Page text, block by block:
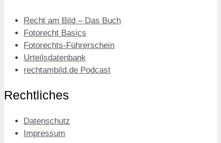
Recht am Bild – Das Buch
Fotorecht Basics
Fotorechts-Führerschein
Urteilsdatenbank
rechtambild.de Podcast
Rechtliches
Datenschutz
Impressum